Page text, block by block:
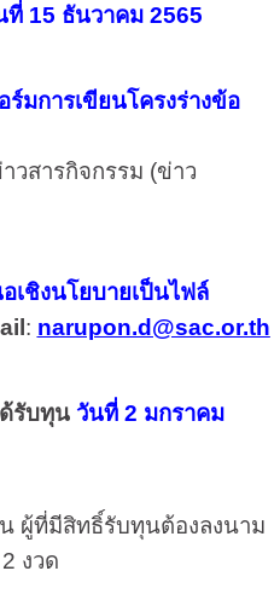
ที่ 15 ธันวาคม 2565
มการเขียนโครงร่างข้อ
วสารกิจกรรม (ข่าว
เชิงนโยบายเป็นไฟล์
: narupon.d@sac.or.th
รับทุนวันที่ 2 มกราคม
สิทธิ์รับทุนต้องลงนาม
งวด